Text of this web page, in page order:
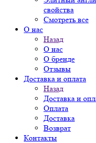
свойства
Смотреть все
О нас
Назад
О нас
О бренде
Отзывы
Доставка и оплата
Назад
Доставка и
Оплата
Доставка
Возврат
Контакты